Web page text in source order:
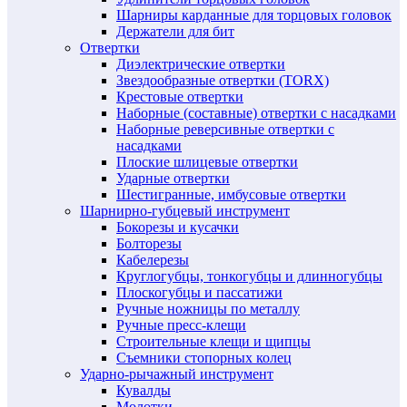
Шарниры карданные для торцовых головок
Держатели для бит
Отвертки
Диэлектрические отвертки
Звездообразные отвертки (TORX)
Крестовые отвертки
Наборные (составные) отвертки с насадками
Наборные реверсивные отвертки с
насадками
Плоские шлицевые отвертки
Ударные отвертки
Шестигранные, имбусовые отвертки
Шарнирно-губцевый инструмент
Бокорезы и кусачки
Болторезы
Кабелерезы
Круглогубцы, тонкогубцы и длинногубцы
Плоскогубцы и пассатижи
Ручные ножницы по металлу
Ручные пресс-клещи
Строительные клещи и щипцы
Съемники стопорных колец
Ударно-рычажный инструмент
Кувалды